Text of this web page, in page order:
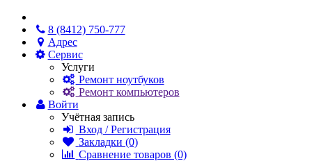
8 (8412) 750-777
Адрес
Сервис
Услуги
Ремонт ноутбуков
Ремонт компьютеров
Войти
Учётная запись
Вход / Регистрация
Закладки (0)
Сравнение товаров (0)